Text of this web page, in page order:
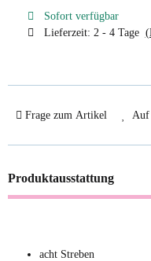
Sofort verfügbar
Lieferzeit: 2 - 4 Tage
Frage zum Artikel Auf
Produktausstattung
acht Streben